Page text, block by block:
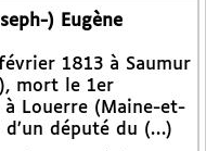
) Eugène
1813 à Saumur
mort le 1er
à Louerre (Maine-et-
député du (…)